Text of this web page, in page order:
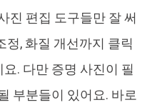
진 편집 도구들만 잘 써
정, 화질 개선까지 클릭
. 다만 증명 사진이 필
부분들이 있어요. 바로